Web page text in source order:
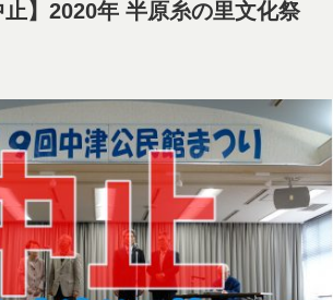
】2020年 半原糸の里文化祭